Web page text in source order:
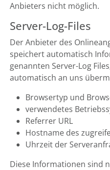
Anbieters nicht möglich.
Server-Log-Files
Der Anbieter des
speichert automatisch
genannten Server-Log
automatisch an uns
Browsertyp und
verwendetes
Referrer URL
Hostname des
Uhrzeit der
Diese Informationen sind